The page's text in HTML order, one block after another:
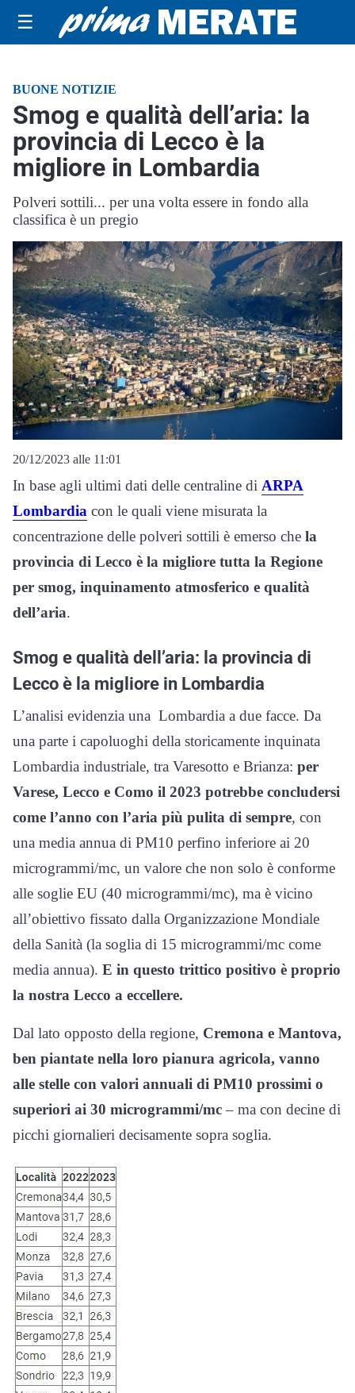
☰
BUONE NOTIZIE
Smog e qualità dell’aria: la
provincia di Lecco è la
migliore in Lombardia
Polveri sottili... per una volta essere in fondo alla
classifica è un pregio
20/12/2023 alle 11:01
In base agli ultimi dati delle centraline di ARPA
Lombardia con le quali viene misurata la
concentrazione delle polveri sottili è emerso che la
provincia di Lecco è la migliore tutta la Regione
per smog, inquinamento atmosferico e qualità
dell’aria.
Smog e qualità dell’aria: la provincia di
Lecco è la migliore in Lombardia
L’analisi evidenzia una Lombardia a due facce. Da
una parte i capoluoghi della storicamente inquinata
Lombardia industriale, tra Varesotto e Brianza: per
Varese, Lecco e Como il 2023 potrebbe concludersi
come l’anno con l’aria più pulita di sempre, con
una media annua di PM10 perfino inferiore ai 20
microgrammi/mc, un valore che non solo è conforme
alle soglie EU (40 microgrammi/mc), ma è vicino
all’obiettivo fissato dalla Organizzazione Mondiale
della Sanità (la soglia di 15 microgrammi/mc come
media annua). E in questo trittico positivo è proprio
la nostra Lecco a eccellere.
Dal lato opposto della regione, Cremona e Mantova,
ben piantate nella loro pianura agricola, vanno
alle stelle con valori annuali di PM10 prossimi o
superiori ai 30 microgrammi/mc– ma con decine di
picchi giornalieri decisamente sopra soglia.